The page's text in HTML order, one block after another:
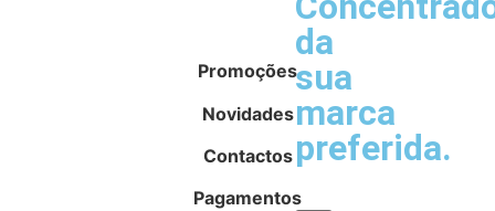
da
sua
marca
preferida.
Promoções
Novidades
Contactos
Pagamentos